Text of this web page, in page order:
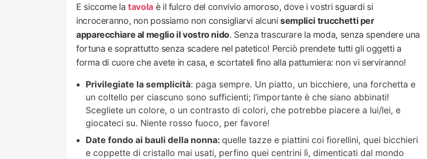
E siccome latavola è il fulcro del convivio amoroso, dove i vostri sguardi si
incroceranno, non possiamo non consigliarvi alcunisemplici trucchetti per
apparecchiare al meglio il vostro nido. Senza trascurare la moda, senza spendere una
fortuna e soprattutto senza scadere nel patetico! Perciò prendete tutti gli oggetti a
forma di cuore che avete in casa, e scortateli fino alla pattumiera: non vi serviranno!
Privilegiate la semplicità: paga sempre. Un piatto, un bicchiere, una forchetta e
un coltello per ciascuno sono sufficienti; l’importante è che siano abbinati!
Scegliete un colore, o un contrasto di colori, che potrebbe piacere a lui/lei, e
giocateci su. Niente rosso fuoco, per favore!
Date fondo ai bauli della nonna: quelle tazze e piattini coi fiorellini, quei bicchieri
e coppette di cristallo mai usati, perfino quei centrini lì, dimenticati dal mondo